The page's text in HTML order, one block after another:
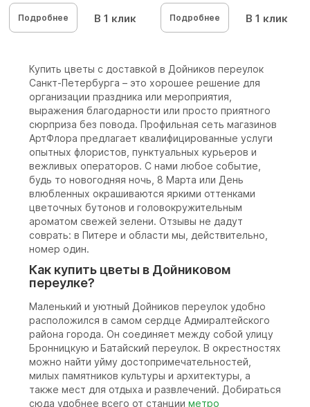
Подробнее В 1 клик Подробнее В 1 клик
Купить цветы с доставкой в Дойников переулок
Санкт-Петербурга – это хорошее решение для
организации праздника или мероприятия,
выражения благодарности или просто приятного
сюрприза без повода. Профильная сеть магазинов
АртФлора предлагает квалифицированные услуги
опытных флористов, пунктуальных курьеров и
вежливых операторов. С нами любое событие,
будь то новогодняя ночь, 8 Марта или День
влюбленных окрашиваются яркими оттенками
цветочных бутонов и головокружительным
ароматом свежей зелени. Отзывы не дадут
соврать: в Питере и области мы, действительно,
номер один.
Как купить цветы в Дойниковом
переулке?
Маленький и уютный Дойников переулок удобно
расположился в самом сердце Адмиралтейского
района города. Он соединяет между собой улицу
Бронницкую и Батайский переулок. В окрестностях
можно найти уйму достопримечательностей,
милых памятников культуры и архитектуры, а
также мест для отдыха и развлечений. Добираться
сюда удобнее всего от станции метро